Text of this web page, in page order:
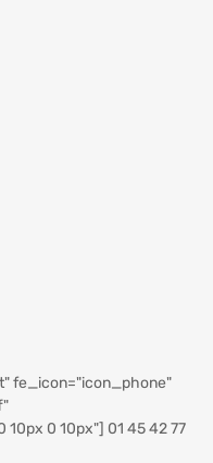
fe_icon="icon_phone"
0 10px"] 01 45 42 77